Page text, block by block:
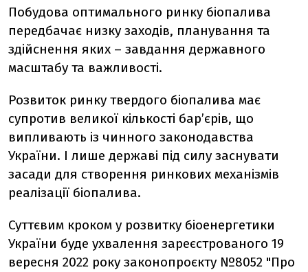
Побудова оптимального ринку біопалива
передбачає низку заходів, планування та
здійснення яких – завдання державного
масштабу та важливості.
Розвиток ринку твердого біопалива має
супротив великої кількості бар’єрів, що
випливають із чинного законодавства
України. І лише державі під силу заснувати
засади для створення ринкових механізмів
реалізації біопалива.
Суттєвим кроком у розвитку біоенергетики
України буде ухвалення зареєстрованого 19
вересня 2022 року законопроєкту №8052 "Про